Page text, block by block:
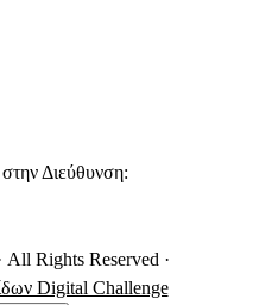
Διεύθυνση:
All Rights Reserved ·
Digital Challenge